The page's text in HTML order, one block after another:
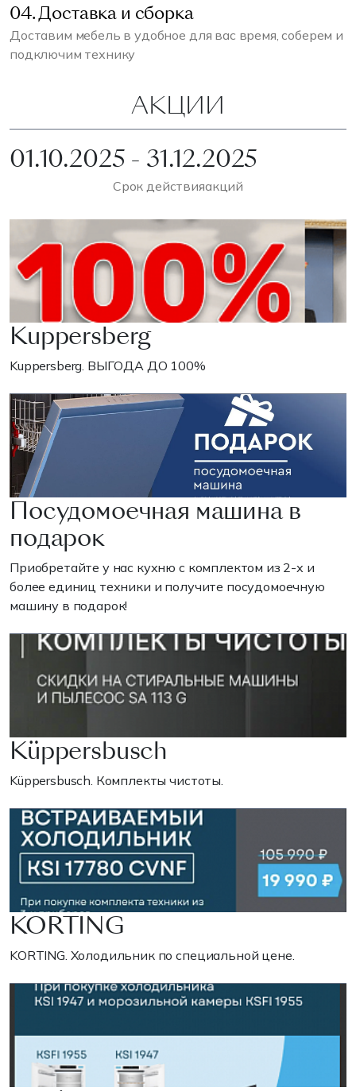
04. Доставка и сборка
Доставим мебель в удобное для вас время, соберем и
подключим технику
АКЦИИ
01.10.2025 - 31.12.2025
Срок действияакций
Kuppersberg
Kuppersberg. ВЫГОДА ДО 100%
Посудомоечная машина в
подарок
Приобретайте у нас кухню с комплектом из 2-х и
более единиц техники и получите посудомоечную
машину в подарок!
Küppersbusch
Küppersbusch. Комплекты чистоты.
KORTING
KORTING. Холодильник по специальной цене.